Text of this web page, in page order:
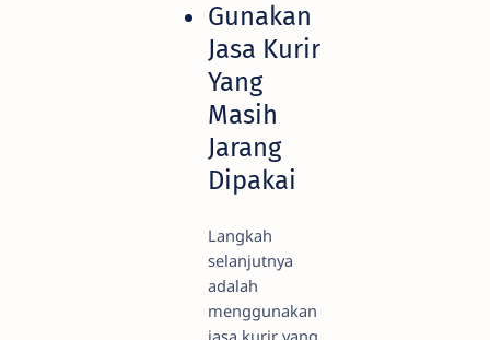
Gunakan
Jasa Kurir
Yang
Masih
Jarang
Dipakai
Langkah
selanjutnya
adalah
menggunakan